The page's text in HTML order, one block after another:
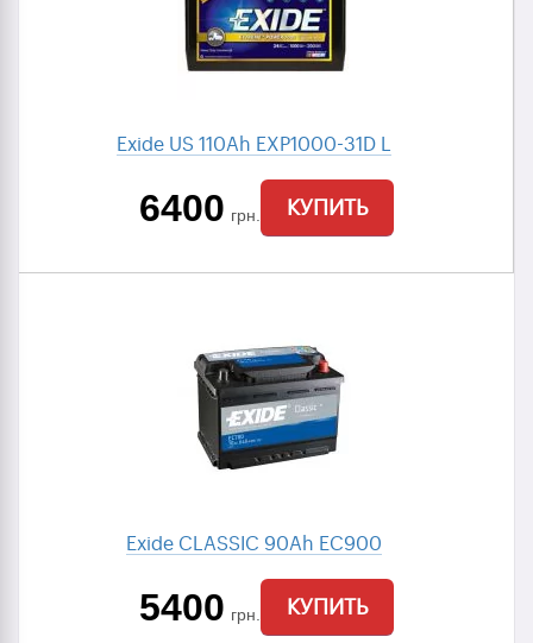
Exide US 110Ah EXP1000-31D L
6400 грн. КУПИТЬ
Exide CLASSIC 90Ah EC900
5400 грн. КУПИТЬ